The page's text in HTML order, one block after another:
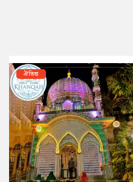
ঐতিহ্য